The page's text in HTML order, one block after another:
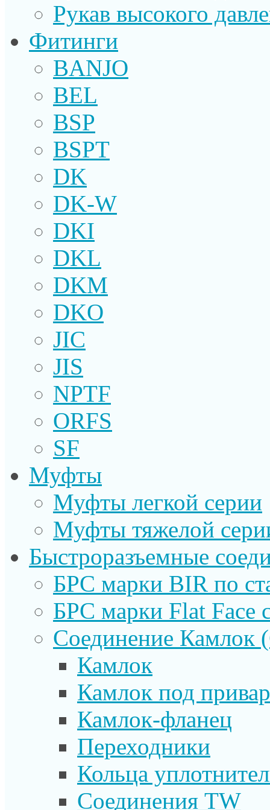
Рукав высокого
Фитинги
BANJO
BEL
BSP
BSPT
DK
DK-W
DKI
DKL
DKM
DKO
JIC
JIS
NPTF
ORFS
SF
Муфты
Муфты легкой серии
Муфты тяжелой
Быстроразъемные
БРС марки BIR по
БРС марки Flat Face
Соединение Камлок
Камлок
Камлок под
Камлок-фланец
Переходники
Кольца
Соединения TW